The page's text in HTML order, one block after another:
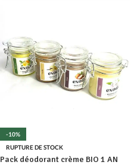
-10%
RUPTURE DE STOCK
Pack déodorant crème BIO 1 AN